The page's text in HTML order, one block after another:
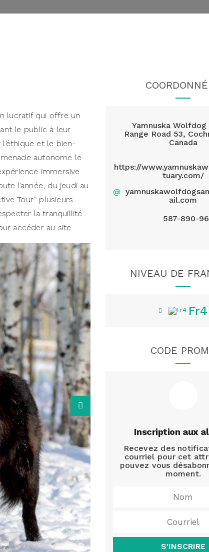
lucratif qui offre un
le public à leur
et le bien-
autonome le
immersive
l’année, du jeudi au
Tour” plusieurs
la tranquillité
accéder au site.
Yamnuska Wolfdog
Range Road 53,
Canada
https://
tuary.com/
@
ail.com
587-890-
NIVEAU DE
Fr4
CODE
Inscription aux
Recevez des
courriel pour cet
pouvez vous
moment.
S'INSCRIRE